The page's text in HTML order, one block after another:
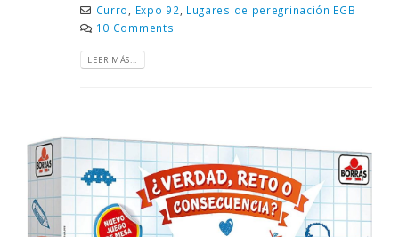
Curro
Expo 92
Lugares de peregrinación EGB
10 Comments
LEER MÁS...